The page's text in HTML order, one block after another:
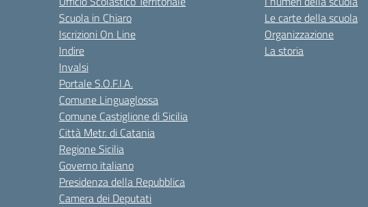
Scuola in Chiaro
Iscrizioni On Line
Indire
Invalsi
Portale S.O.F.I.A.
Comune Linguaglossa
Comune Castiglione di Sicilia
Città Metr. di Catania
Regione Sicilia
Governo italiano
Presidenza della Repubblica
Camera dei Deputati
Le carte della scuola
Organizzazione
La storia